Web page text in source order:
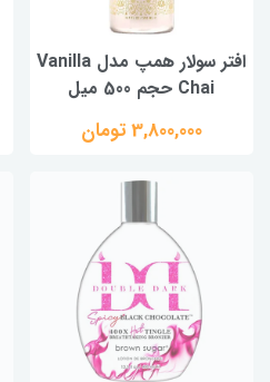
افتر سولار همپ مدل Vanilla
Chai حجم 500 میل
3,800,000 تومان